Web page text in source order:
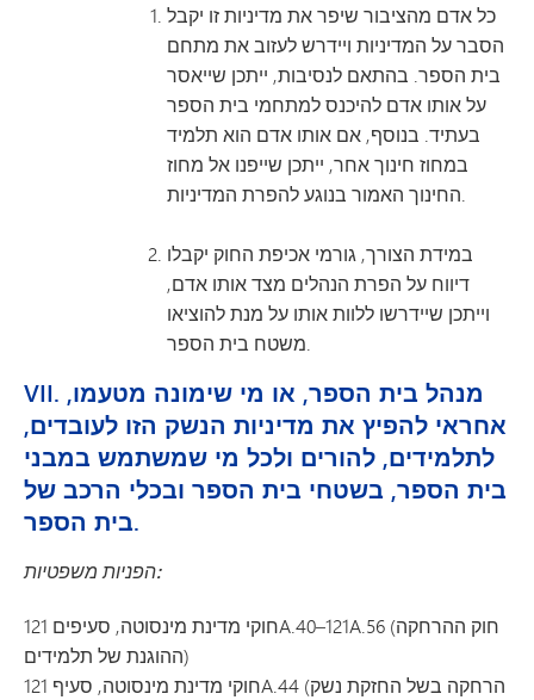
כל אדם מהציבור שיפר את מדיניות זו יקבל
הסבר על המדיניות ויידרש לעזוב את מתחם
בית הספר. בהתאם לנסיבות, ייתכן שייאסר
על אותו אדם להיכנס למתחמי בית הספר
בעתיד. בנוסף, אם אותו אדם הוא תלמיד
במחוז חינוך אחר, ייתכן שייפנו אל מחוז
החינוך האמור בנוגע להפרת המדיניות.
במידת הצורך, גורמי אכיפת החוק יקבלו
דיווח על הפרת הנהלים מצד אותו אדם,
וייתכן שיידרשו ללוות אותו על מנת להוציאו
משטח בית הספר.
VII. מנהל בית הספר, או מי שימונה מטעמו,
אחראי להפיץ את מדיניות הנשק הזו לעובדים,
לתלמידים, להורים ולכל מי שמשתמש במבני
בית הספר, בשטחי בית הספר ובכלי הרכב של
בית הספר.
הפניות משפטיות:
חוקי מדינת מינסוטה, סעיפים 121A.40–121A.56 (חוק ההרחקה
ההוגנת של תלמידים)
חוקי מדינת מינסוטה, סעיף 121A.44 (הרחקה בשל החזקת נשק